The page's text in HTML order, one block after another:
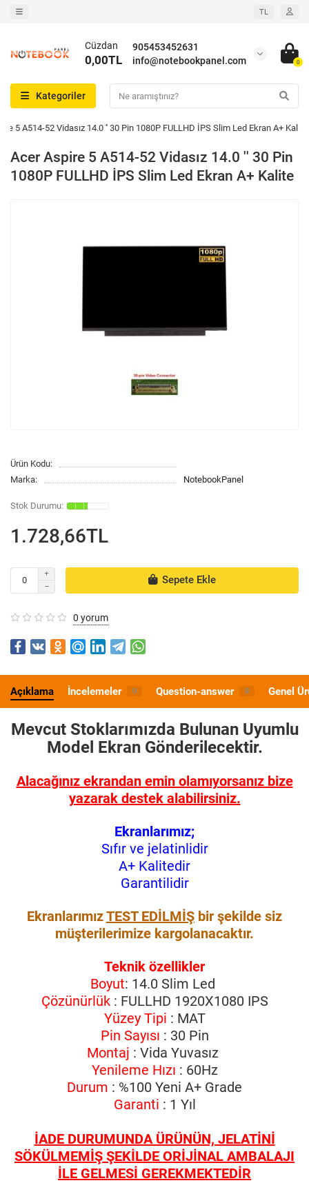
TL
905453452631
info@notebookpanel.com
Cüzdan
0,00TL 0
Kategoriler
5 A514-52 Vidasız 14.0 '' 30 Pin 1080P FULLHD İPS Slim Led Ekran A+ Kalite
Acer Aspire 5 A514-52 Vidasız 14.0 '' 30 Pin
1080P FULLHD İPS Slim Led Ekran A+ Kalite
Ürün Kodu:
Marka:
NotebookPanel
1.728,66TL
Sepete Ekle
0 yorum
Açıklama İncelemeler 0 Question-answer 0 Genel
Mevcut Stoklarımızda Bulunan Uyumlu
Model Ekran Gönderilecektir.
Alacağınız ekrandan emin olamıyorsanız bize
yazarak destek alabilirsiniz.
Ekranlarımız;
Sıfır ve jelatinlidir
A+ Kalitedir
Garantilidir
EkranlarımızTEST EDİLMİŞ bir şekilde siz
müşterilerimize kargolanacaktır.
Teknik özellikler
Boyut: 14.0 Slim Led
Çözünürlük: FULLHD 1920X1080 IPS
Yüzey Tipi : MAT
Pin Sayısı : 30 Pin
Montaj : Vida Yuvasız
Yenileme Hızı : 60Hz
Durum : %100 Yeni A+ Grade
Garanti : 1 Yıl
İADE DURUMUNDA ÜRÜNÜN, JELATİNİ
SÖKÜLMEMİŞ ŞEKİLDE ORİJİNAL AMBALAJI
İLE GELMESİ GEREKMEKTEDİR